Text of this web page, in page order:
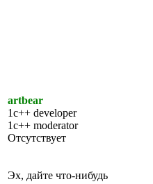
artbear
1c++ developer
1c++ moderator
Отсутствует
Эх, дайте что-нибудь